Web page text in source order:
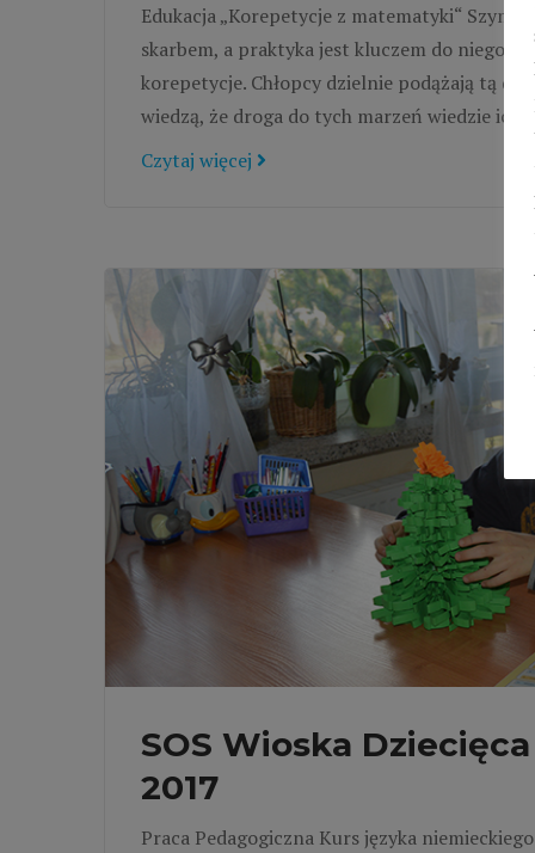
Edukacja „Korepetycje z matematyki“
skarbem, a praktyka jest kluczem do niego.”
korepetycje. Chłopcy dzielnie podążają tą
wiedzą, że droga do tych marzeń wiedzie ich
Czytaj więcej
SOS Wioska
2017
Praca Pedagogiczna Kurs języka